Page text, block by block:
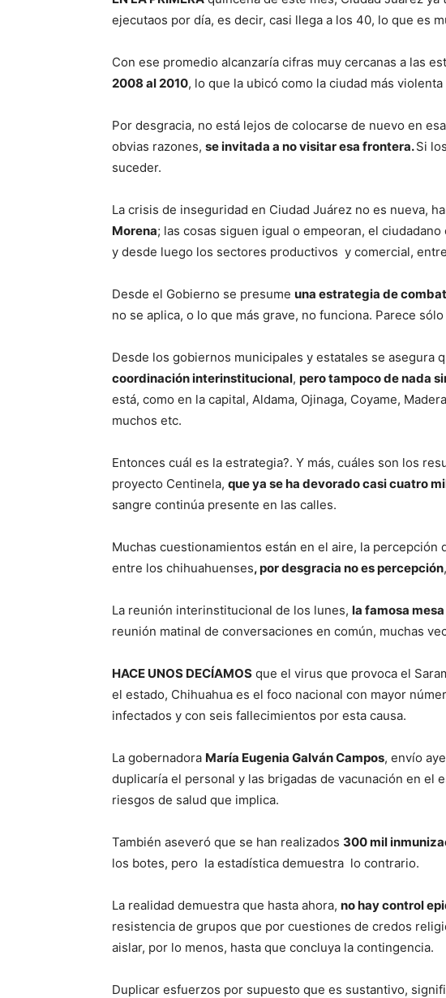
ejecutaos por día, es decir, casi llega a los 40, lo que es
Con ese promedio alcanzaría cifras muy cercanas a las
2008 al 2010, lo que la ubicó como la ciudad más
Por desgracia, no está lejos de colocarse de nuevo en
obvias razones, se invitada a no visitar esa frontera.Si
suceder.
La crisis de inseguridad en Ciudad Juárez no es nueva,
Morena; las cosas siguen igual o empeoran, el
y desde luego los sectores productivos y comercial,
Desde el Gobierno se presume una estrategia de
no se aplica, o lo que más grave, no funciona. Parece
Desde los gobiernos municipales y estatales se asegura
coordinación interinstitucional, pero tampoco de nada
está, como en la capital, Aldama, Ojinaga, Coyame,
muchos etc.
Entonces cuál es la estrategia?. Y más, cuáles son los
proyecto Centinela, que ya se ha devorado casi cuatro
sangre continúa presente en las calles.
Muchas cuestionamientos están en el aire, la
entre los chihuahuenses, por desgracia no es percepción
La reunión interinstitucional de los lunes, la famosa
reunión matinal de conversaciones en común, muchas
HACE UNOS DECÍAMOS que el virus que provoca el
el estado, Chihuahua es el foco nacional con mayor
infectados y con seis fallecimientos por esta causa.
La gobernadora María Eugenia Galván Campos, envío
duplicaría el personal y las brigadas de vacunación en el
riesgos de salud que implica.
También aseveró que se han realizados 300 mil
los botes, pero la estadística demuestra lo contrario.
La realidad demuestra que hasta ahora, no hay control
resistencia de grupos que por cuestiones de credos
aislar, por lo menos, hasta que concluya la contingencia.
Duplicar esfuerzos por supuesto que es sustantivo,